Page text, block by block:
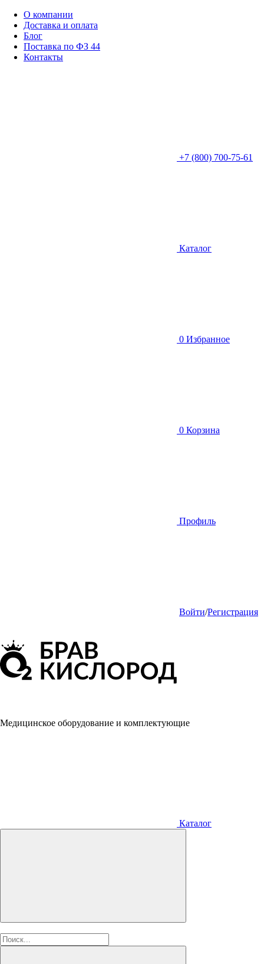
О компании
Доставка и оплата
Блог
Поставка по ФЗ 44
Контакты
+7 (800) 700-75-61
Каталог
0 Избранное
0 Корзина
Профиль
Войти/Регистрация
Медицинское оборудование и комплектующие
Каталог